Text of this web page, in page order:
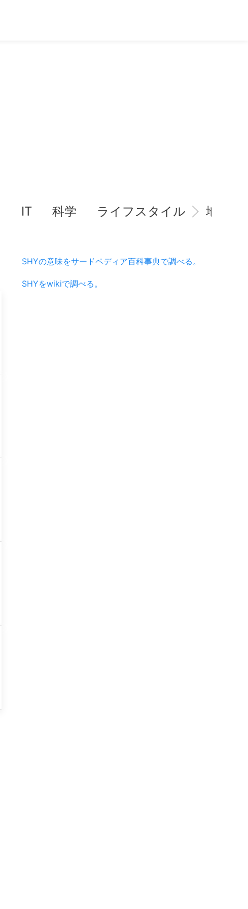
IT 科学 ライフスタイル 地域情
SHYの意味をサードペディア百科事典で調べる。
SHYをwikiで調べる。